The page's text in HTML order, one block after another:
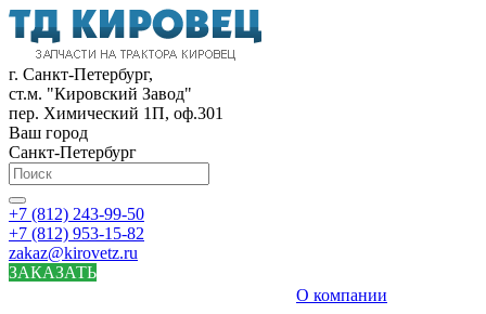
г. Санкт-Петербург,
ст.м. "Кировский Завод"
пер. Химический 1П, оф.301
Ваш город
Санкт-Петербург
+7 (812) 243-99-50
+7 (812) 953-15-82
zakaz@kirovetz.ru
ЗАКАЗАТЬ
О компании